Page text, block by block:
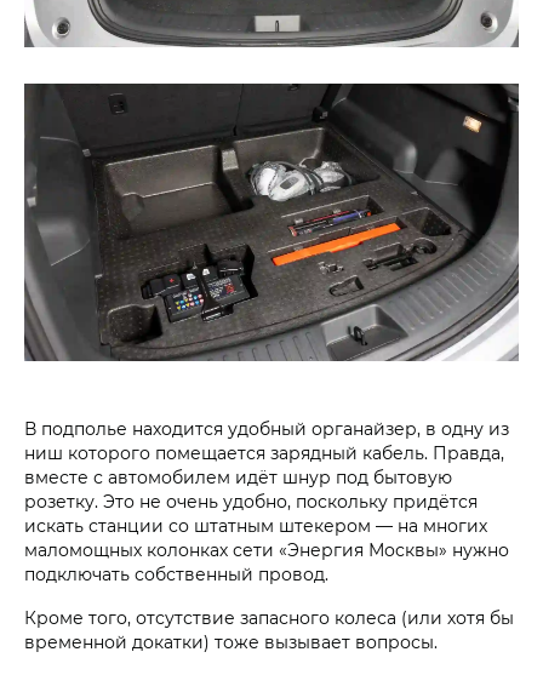
В подполье находится удобный органайзер, в одну из
ниш которого помещается зарядный кабель. Правда,
вместе с автомобилем идёт шнур под бытовую
розетку. Это не очень удобно, поскольку придётся
искать станции со штатным штекером — на многих
маломощных колонках сети «Энергия Москвы» нужно
подключать собственный провод.
Кроме того, отсутствие запасного колеса (или хотя бы
временной докатки) тоже вызывает вопросы.